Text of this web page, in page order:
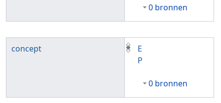
0 bronnen
concept
E
P
0 bronnen